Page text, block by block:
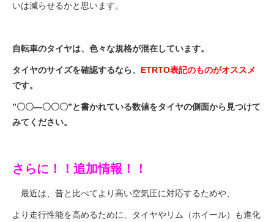
いは減らせるかと思います。
自転車のタイヤは、色々な規格が混在しています。
タイヤのサイズを確認するなら、 ETRTO表記のものがオススメ
です。
”〇〇―〇〇〇”と書かれている数値をタイヤの側面から見つけて
みてください。
さらに！！追加情報！！
最近は、昔と比べてより高い空気圧に対応するためや、
より走行性能を高めるために、タイヤやリム（ホイール）も進化